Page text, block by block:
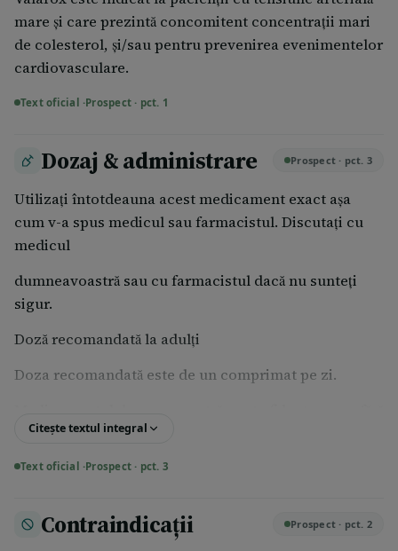
mare și care prezintă concomitent concentrații mari
de colesterol, și/sau pentru prevenirea evenimentelor
cardiovasculare.
Text oficial ·Prospect · pct. 1
Dozaj & administrare Prospect · pct. 3
Utilizaţi întotdeauna acest medicament exact aşa
cum v-a spus medicul sau farmacistul. Discutaţi cu
medicul
dumneavoastră sau cu farmacistul dacă nu sunteţi
sigur.
Doză recomandată la adulți
Doza recomandată este de un comprimat pe zi.
alimente și băuturi. Trebuie să luați medicamentul în
același moment al zilei, cu un pahar cu apă. Nu luați
Valarox cu suc de grepfrut.
Utilizarea la copii şi adolescenţi Valarox nu trebuie
utilizat la copii și adolescenți.
Citește textul integral
Text oficial ·Prospect · pct. 3
Contraindicații Prospect · pct. 2